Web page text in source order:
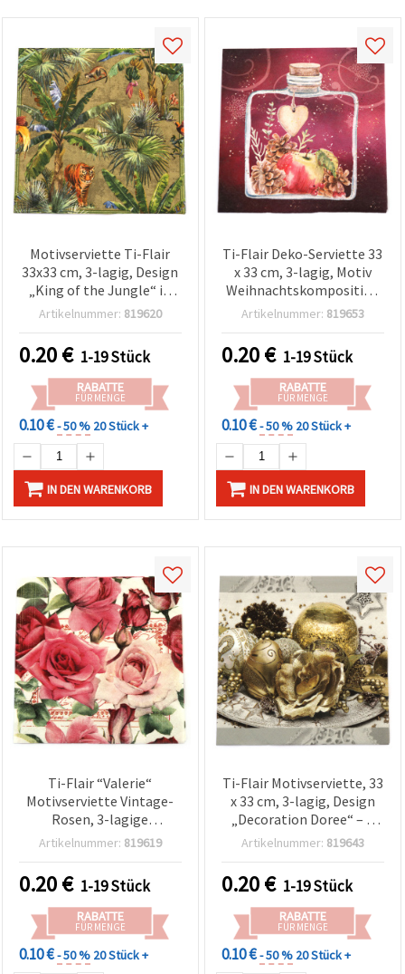
Motivserviette Ti-Flair
33x33 cm, 3-lagig, Design
„King of the Jungle“ in
Messing-Optik – 1 Stück
Artikelnummer: 819620
0.20€ 1-19 Stück
RABATTE
FÜR MENGE
0.10 €- 50 % 20 Stück +
IN DEN WARENKORB
Ti-Flair Deko-Serviette 33
x 33 cm, 3-lagig, Motiv
Weihnachtskomposition
„Composizione Natalizia“
Serviettentechnik &
Basteln
Artikelnummer: 819653
0.20€ 1-19 Stück
RABATTE
FÜR MENGE
0.10 €- 50 % 20 Stück +
IN DEN WARENKORB
Ti-Flair “Valerie“
Motivserviette Vintage-
Rosen, 3-lagige
Lunchserviette 33 x 33 cm,
Blättern, für Decoupage,
Serviettentechnik,
Basteln & Tischdeko, 1
Stück
Artikelnummer: 819619
0.20€ 1-19 Stück
RABATTE
FÜR MENGE
0.10 €- 50 % 20 Stück +
Ti-Flair Motivserviette, 33
x 33 cm, 3-lagig, Design
„Decoration Doree“ – 1
Stück
Artikelnummer: 819643
0.20€ 1-19 Stück
RABATTE
FÜR MENGE
0.10 €- 50 % 20 Stück +